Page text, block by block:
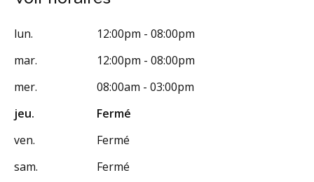
lun.
12:00pm - 08:00pm
mar.
12:00pm - 08:00pm
mer.
08:00am - 03:00pm
jeu.
Fermé
ven.
Fermé
sam.
Fermé